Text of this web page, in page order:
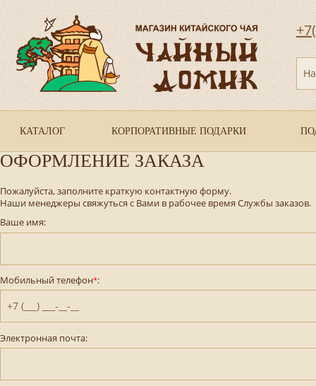
КАТАЛОГ КОРПОРАТИВНЫЕ ПОДАРКИ
ОФОРМЛЕНИЕ ЗАКАЗА
Пожалуйста, заполните краткую контактную форму.
Наши менеджеры свяжуться с Вами в рабочее время Службы заказов.
Ваше имя:
Мобильный телефон*:
+7 (___) ___-__-__
Электронная почта: